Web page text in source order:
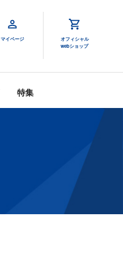
マイページ
オフィシャル
webショップ
特集